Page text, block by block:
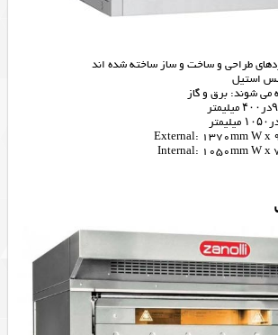
طراحی و ساخت و ساز ساخته شده اند
استیل
شوند: برق و گاز
External: 1370mm W x
Internal: 1050mm W x